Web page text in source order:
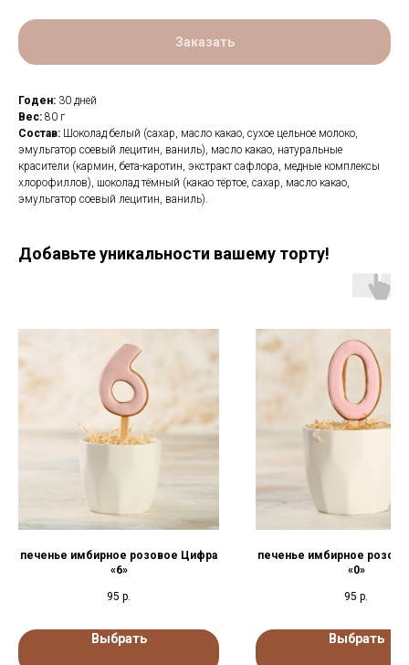
Заказать
Годен: 30 дней
Вес: 80 г
Состав: Шоколад белый (сахар, масло какао, сухое цельное молоко,
эмульгатор соевый лецитин, ваниль), масло какао, натуральные
красители (кармин, бета-каротин, экстракт сафлора, медные комплексы
хлорофиллов), шоколад тёмный (какао тёртое, сахар, масло какао,
эмульгатор соевый лецитин, ваниль).
Добавьте уникальности вашему торту!
печенье имбирное розовое Цифра
«6»
95 р.
Выбрать
печенье имбирное
«0»
95 р.
Выбрать